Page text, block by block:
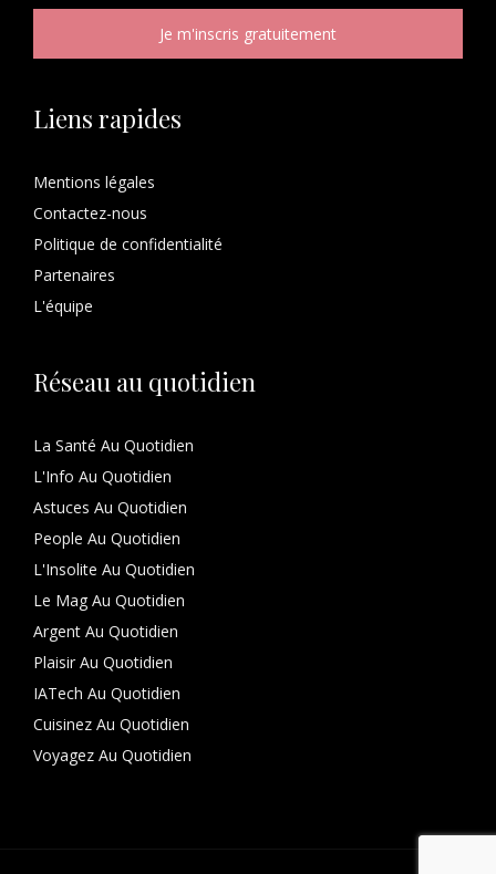
Liens rapides
Mentions légales
Contactez-nous
Politique de confidentialité
Partenaires
L'équipe
Réseau au quotidien
La Santé Au Quotidien
L'Info Au Quotidien
Astuces Au Quotidien
People Au Quotidien
L'Insolite Au Quotidien
Le Mag Au Quotidien
Argent Au Quotidien
Plaisir Au Quotidien
IATech Au Quotidien
Cuisinez Au Quotidien
Voyagez Au Quotidien